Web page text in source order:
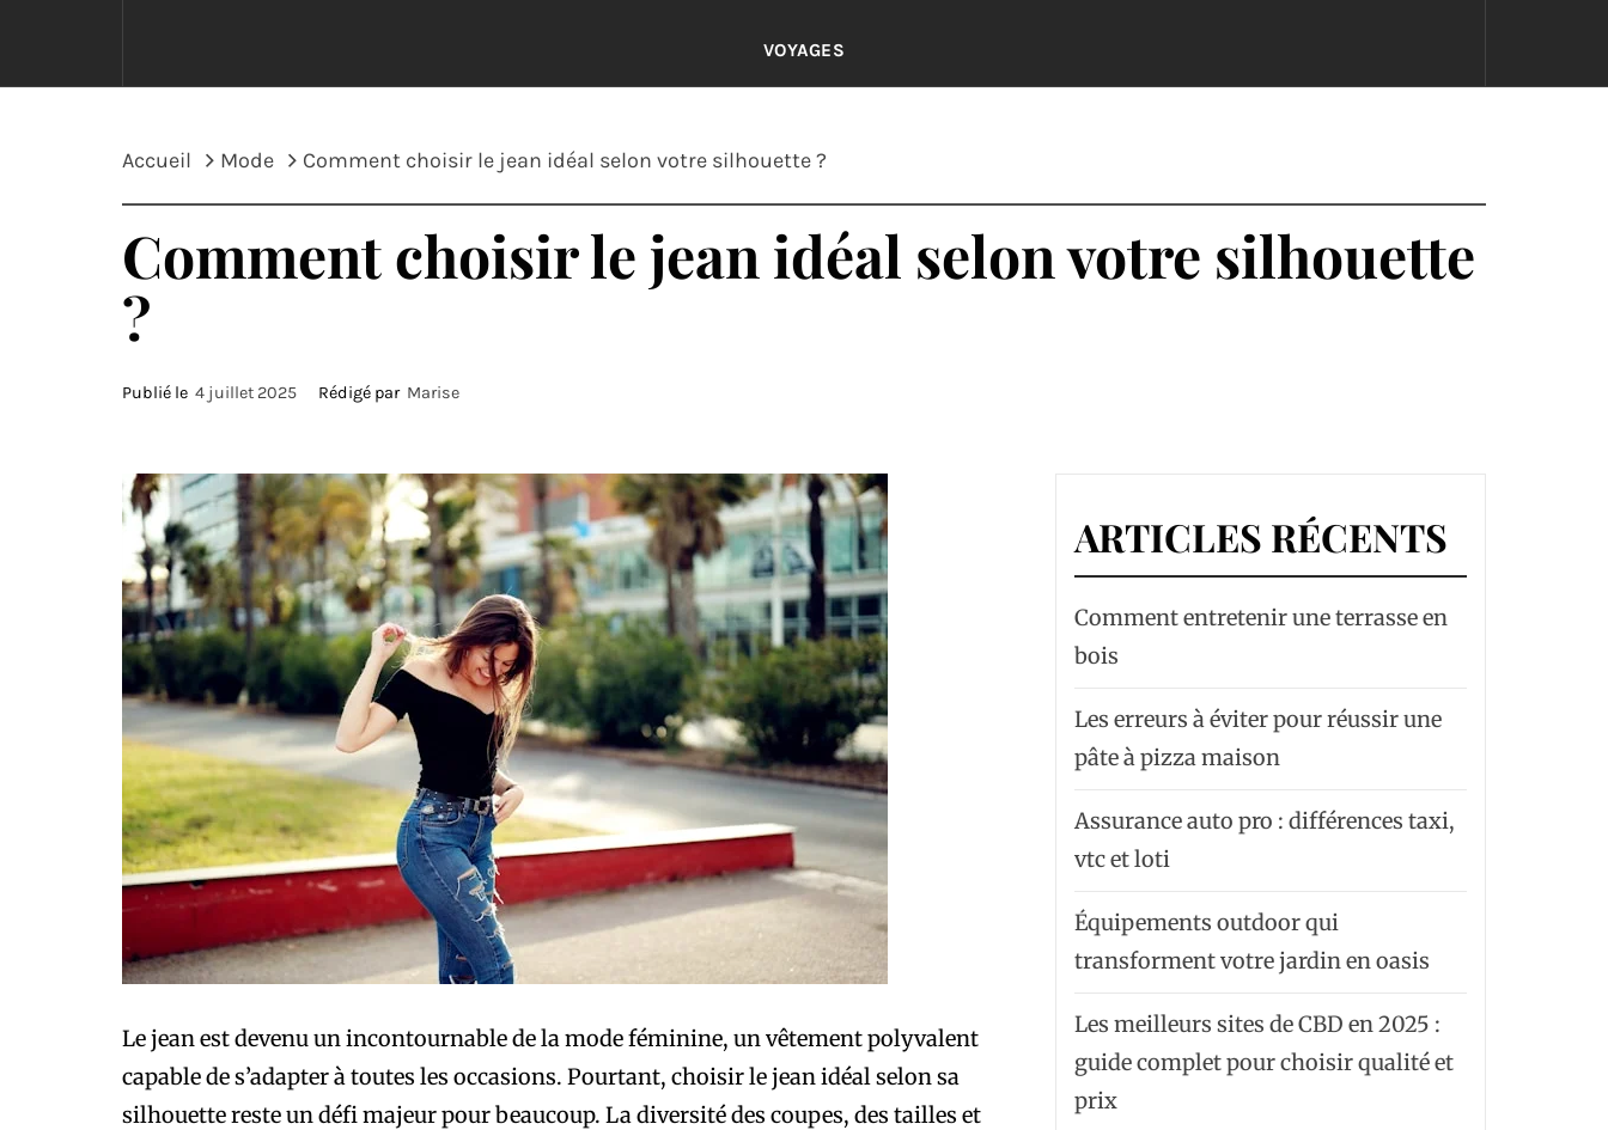
VOYAGES
Accueil Mode Comment choisir le jean idéal selon votre silhouette ?
Comment choisir le jean idéal selon votre silhouette
?
Publié le 4 juillet 2025 Rédigé par Marise
Le jean est devenu un incontournable de la mode féminine, un vêtement polyvalent
capable de s’adapter à toutes les occasions. Pourtant, choisir le jean idéal selon sa
silhouette reste un défi majeur pour beaucoup. La diversité des coupes, des tailles et
ARTICLES RÉCENTS
Comment entretenir une terrasse en
bois
Les erreurs à éviter pour réussir une
pâte à pizza maison
Assurance auto pro : différences taxi,
vtc et loti
Équipements outdoor qui
transforment votre jardin en oasis
Les meilleurs sites de CBD en 2025 :
guide complet pour choisir qualité et
prix